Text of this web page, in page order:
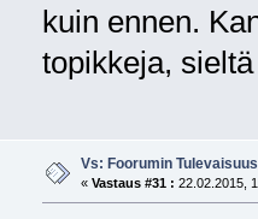
kuin ennen.
topikkeja,
Vs: Foorumin
« Vastaus #31 : 22.02.2015,